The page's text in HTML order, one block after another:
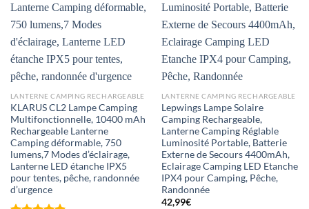
LANTERNE CAMPING RECHARGEABLE
KLARUS CL2 Lampe Camping
Multifonctionnelle, 10400 mAh
Rechargeable Lanterne
Camping déformable, 750
lumens,7 Modes d’éclairage,
Lanterne LED étanche IPX5
pour tentes, pêche, randonnée
d’urgence
LANTERNE CAMPING RECHARGEABLE
Lepwings Lampe Solaire
Camping Rechargeable,
Lanterne Camping Réglable
Luminosité Portable, Batterie
Externe de Secours 4400mAh,
Eclairage Camping LED Etanche
IPX4 pour Camping, Pêche,
Randonnée
42,99€